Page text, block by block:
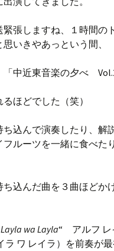
緊張しますね、１時間の
いきやあっという間、
「中近東音楽の夕べ
ほどでした（笑）
込んで演奏したり、解
フルーツを一緒に食べた
ち込んだ曲を３曲ほどか
wa Layla“ アルフ レ
ラ ワ レイラ）を前奏が